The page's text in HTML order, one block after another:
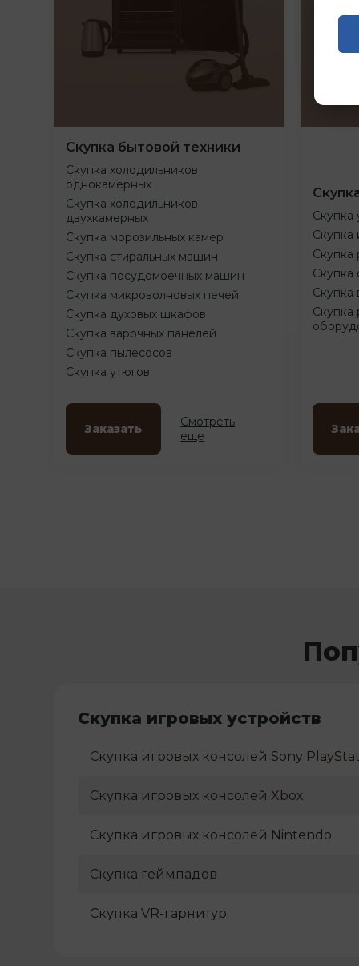
Скупка бытовой техники
Скупка холодильников
однокамерных
Скупка холодильников
двухкамерных
Скупка морозильных камер
Скупка стиральных машин
Скупка посудомоечных машин
Скупка микроволновых печей
Скупка духовых шкафов
Скупка варочных панелей
Скупка пылесосов
Скупка утюгов
Заказать
Смотреть
еще
Скупка
Скупка
Скупка
Скупка
Скупка
Скупка
Скупка игровых устройств
Скупка игровых консолей Sony
Скупка игровых консолей Xbox
Скупка игровых консолей Nintendo
Скупка геймпадов
Скупка VR-гарнитур